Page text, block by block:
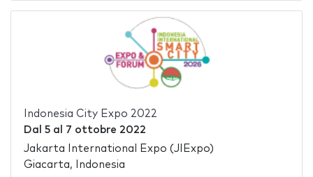
Indonesia City Expo 2022
Dal 5al 7 ottobre 2022
Jakarta International Expo (JIExpo)
Giacarta, Indonesia